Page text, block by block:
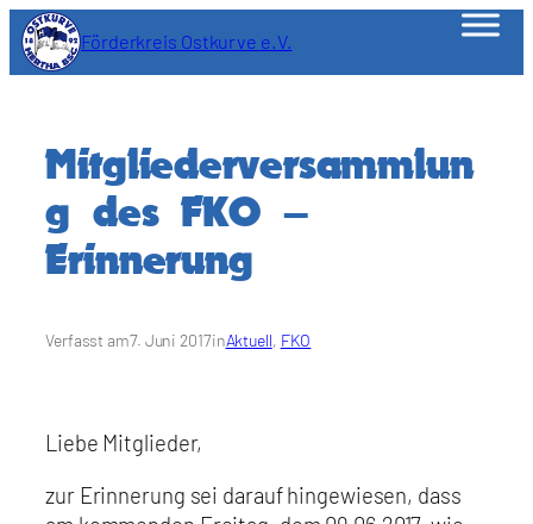
Zum
Inhalt
springen
Förderkreis Ostkurve e.V.
Mitgliederversammlun
g des FKO –
Erinnerung
Verfasst am7. Juni 2017inAktuell, FKO
Liebe Mitglieder,
zur Erinnerung sei darauf hingewiesen, dass